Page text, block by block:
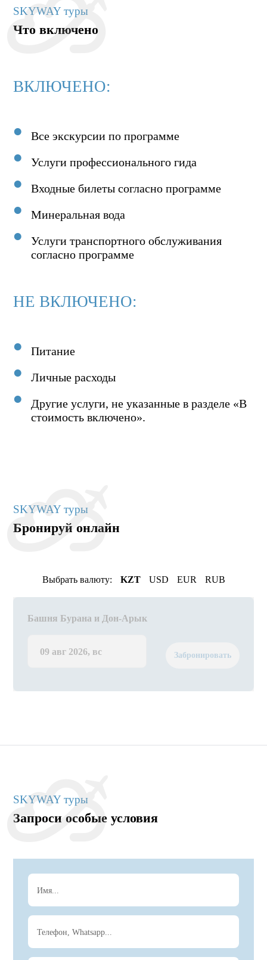
SKYWAY туры
Что включено
ВКЛЮЧЕНО:
Все экскурсии по программе
Услуги профессионального гида
Входные билеты согласно программе
Минеральная вода
Услуги транспортного обслуживания
согласно программе
НЕ ВКЛЮЧЕНО:
Питание
Личные расходы
Другие услуги, не указанные в разделе «В
стоимость включено».
SKYWAY туры
Бронируй онлайн
Выбрать валюту: KZT USD EUR RUB
Башня Бурана и Дон-Арык
09 авг 2026, вс Забронировать
SKYWAY туры
Запроси особые условия